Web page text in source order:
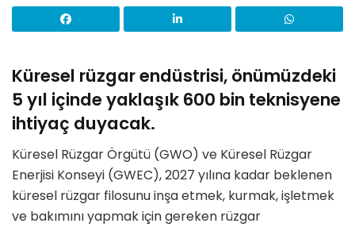
Küresel rüzgar endüstrisi, önümüzdeki
5 yıl içinde yaklaşık 600 bin teknisyene
ihtiyaç duyacak.
Küresel Rüzgar Örgütü (GWO) ve Küresel Rüzgar
Enerjisi Konseyi (GWEC), 2027 yılına kadar beklenen
küresel rüzgar filosunu inşa etmek, kurmak, işletmek
ve bakımını yapmak için gereken rüzgar